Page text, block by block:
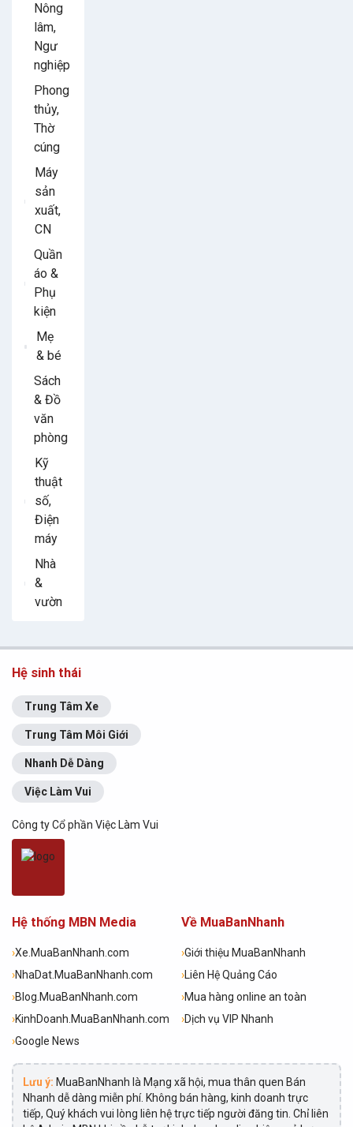
Nông
lâm,
Ngư
nghiệp
Phong
thủy,
Thờ
cúng
Máy
sản
xuất,
CN
Quần
áo &
Phụ
kiện
Mẹ
& bé
Sách
& Đồ
văn
phòng
Kỹ
thuật
số,
Điện
máy
Nhà
&
vườn
Hệ sinh thái
Trung Tâm Xe
Trung Tâm Môi Giới
Nhanh Dễ Dàng
Việc Làm Vui
Công ty Cổ phần Việc Làm Vui
Hệ thống MBN Media
›Xe.MuaBanNhanh.com
›NhaDat.MuaBanNhanh.com
›Blog.MuaBanNhanh.com
›KinhDoanh.MuaBanNhanh.com
›Google News
Về MuaBanNhanh
›Giới thiệu MuaBanNhanh
›Liên Hệ Quảng Cáo
›Mua hàng online an toàn
›Dịch vụ VIP Nhanh
Lưu ý: MuaBanNhanh là Mạng xã hội, mua thân quen Bán
Nhanh dễ dàng miễn phí. Không bán hàng, kinh doanh trực
tiếp, Quý khách vui lòng liên hệ trực tiếp người đăng tin. Chỉ liên